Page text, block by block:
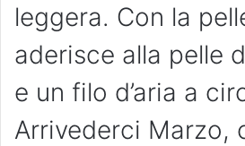
leggera. Con la
aderisce alla pelle
e un filo d’aria a
Arrivederci Marzo,